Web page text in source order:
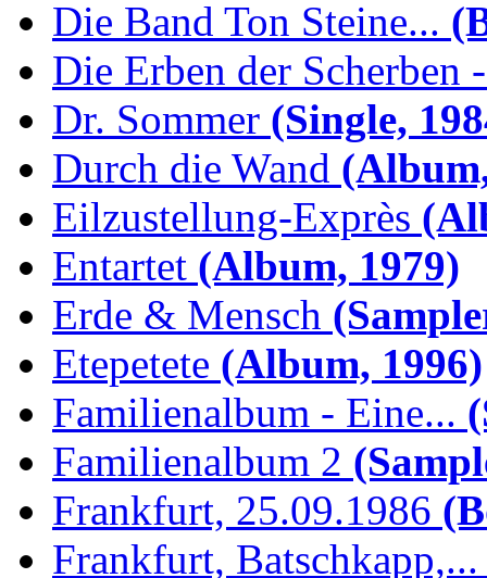
Die Band Ton Steine...
Die Erben der Scherben
Dr. Sommer (Single,
Durch die Wand
Eilzustellung-Exprès
Entartet (Album, 1979)
Erde & Mensch
Etepetete (Album, 1996)
Familienalbum - Eine...
Familienalbum 2
Frankfurt, 25.09.1986
Frankfurt, Batschkapp,...